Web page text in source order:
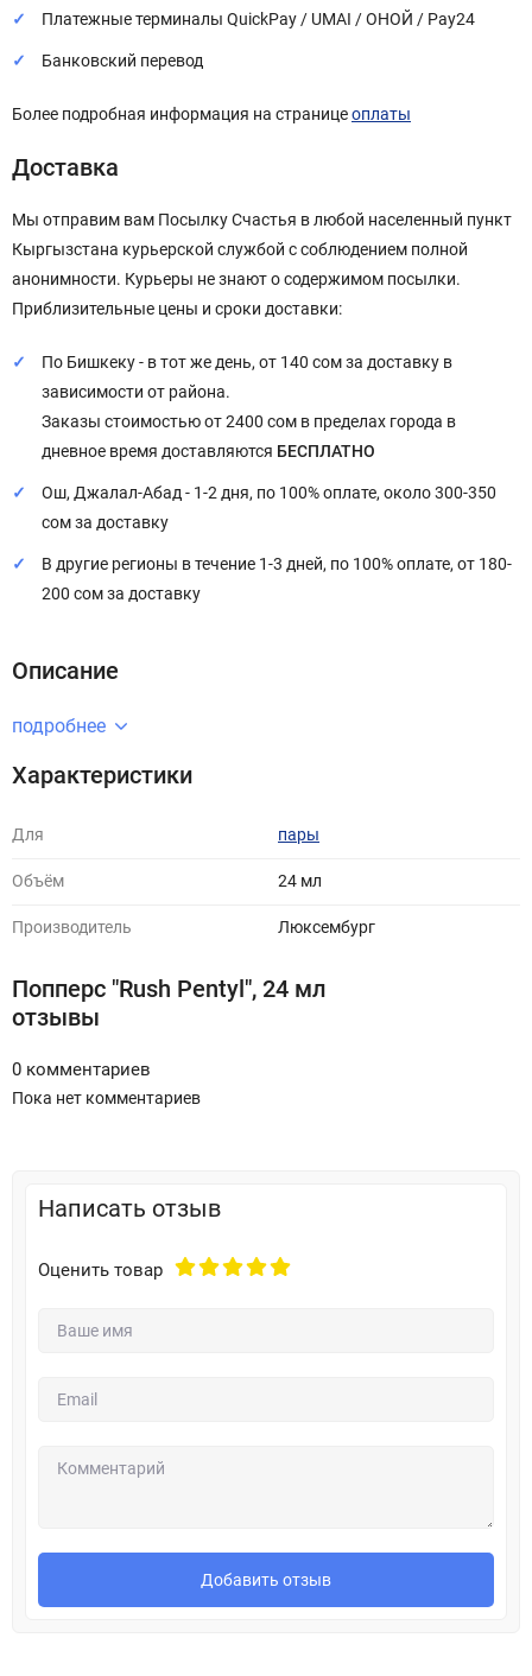
Платежные терминалы QuickPay / UMAI / ОНОЙ / Pay24
Банковский перевод
Более подробная информация на страницеоплаты
Доставка
Мы отправим вам Посылку Счастья в любой населенный пункт
Кыргызстана курьерской службой с соблюдением полной
анонимности. Курьеры не знают о содержимом посылки.
Приблизительные цены и сроки доставки:
По Бишкеку - в тот же день, от 140 сом за доставку в
зависимости от района.
Заказы стоимостью от 2400 сом в пределах города в
дневное время доставляются БЕСПЛАТНО
Ош, Джалал-Абад - 1-2 дня, по 100% оплате, около 300-350
сом за доставку
В другие регионы в течение 1-3 дней, по 100% оплате, от 180-
200 сом за доставку
Описание
подробнее
Характеристики
Для пары
Объём 24 мл
Производитель Люксембург
Попперс "Rush Pentyl", 24 мл
отзывы
0 комментариев
Пока нет комментариев
Написать отзыв
Оценить товар
Добавить отзыв